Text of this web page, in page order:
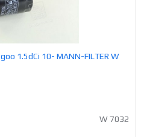
1.5dCi 10- MANN-FILTER W
W 7032